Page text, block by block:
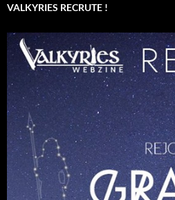
VALKYRIES RECRUTE !